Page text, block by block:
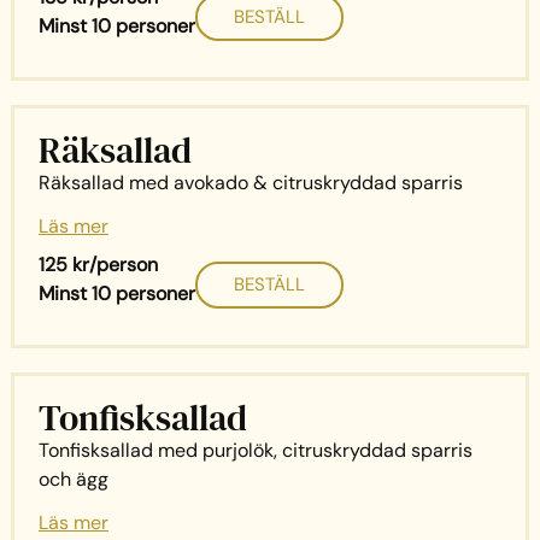
Minst 10 personer
BESTÄLL
Räksallad
Räksallad med avokado & citruskryddad sparris
Läs mer
125 kr/person
Minst 10 personer
BESTÄLL
Tonfisksallad
Tonfisksallad med purjolök, citruskryddad sparris
och ägg
Läs mer